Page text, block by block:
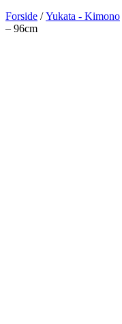
Forside /Yukata - Kimono
– 96cm